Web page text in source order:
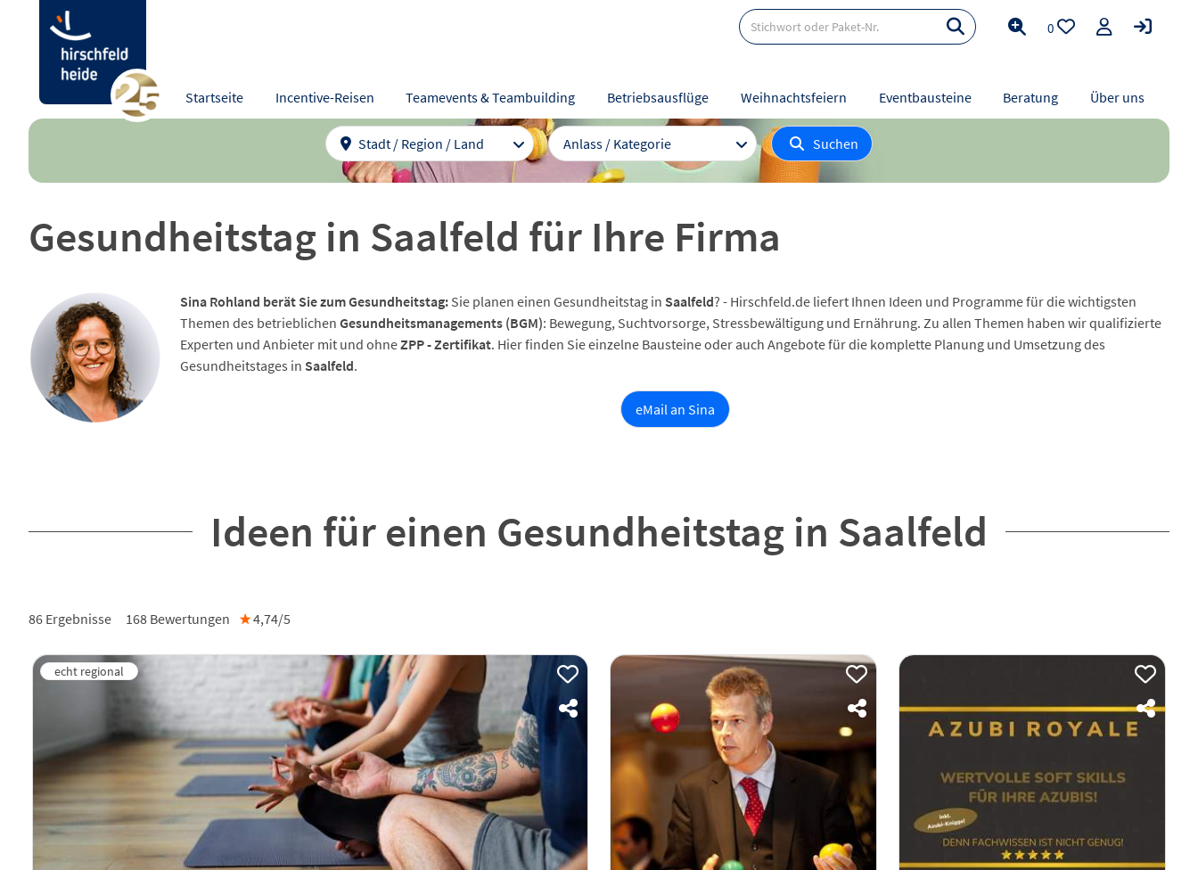
Startseite Incentive-Reisen Teamevents & Teambuilding Betriebsausflüge Weihnachtsfeiern Eventbausteine Beratung Über uns
0
Stadt / Region / Land Anlass / Kategorie Suchen
Gesundheitstag in Saalfeld für Ihre Firma
Sina Rohland berät Sie zum Gesundheitstag: Sie planen einen Gesundheitstag in Saalfeld? - Hirschfeld.de liefert Ihnen Ideen und Programme für die wichtigsten
Themen des betrieblichen Gesundheitsmanagements (BGM): Bewegung, Suchtvorsorge, Stressbewältigung und Ernährung. Zu allen Themen haben wir qualifizierte
Experten und Anbieter mit und ohneZPP - Zertifikat. Hier finden Sie einzelne Bausteine oder auch Angebote für die komplette Planung und Umsetzung des
Gesundheitstages in Saalfeld.
eMail an Sina
Ideen für einen Gesundheitstag in Saalfeld
86 Ergebnisse 168 Bewertungen ★4,74/5